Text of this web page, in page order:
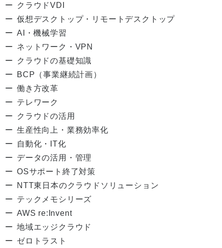
クラウドVDI
仮想デスクトップ・リモートデスクトップ
AI・機械学習
ネットワーク・VPN
クラウドの基礎知識
BCP（事業継続計画）
働き方改革
テレワーク
クラウドの活用
生産性向上・業務効率化
自動化・IT化
データの活用・管理
OSサポート終了対策
NTT東日本のクラウドソリューション
テックメモシリーズ
AWS re:Invent
地域エッジクラウド
ゼロトラスト